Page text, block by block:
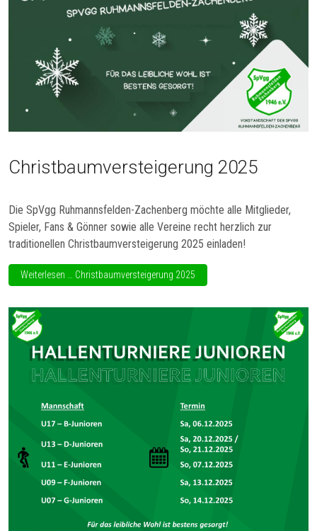
Christbaumversteigerung 2025
Die SpVgg Ruhmannsfelden-Zachenberg möchte alle Mitglieder,
Spieler, Fans & Gönner sowie alle Vereine recht herzlich zur
traditionellen Christbaumversteigerung 2025 einladen!
Weiterlesen … Christbaumversteigerung 2025